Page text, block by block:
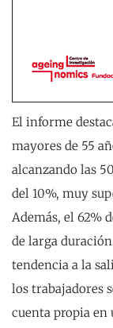
El informe
mayores de 55
alcanzando las
del 10%, muy
Además, el 62%
de larga
tendencia a la
los trabajadores
cuenta propia en